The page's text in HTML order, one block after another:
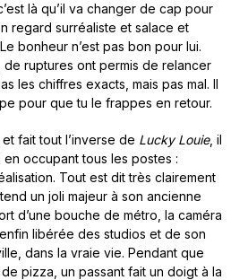
là qu’il va changer de cap pour
regard surréaliste et salace et
bonheur n’est pas bon pour lui.
ruptures ont permis de relancer
les chiffres exacts, mais pas mal. Il
pour que tu le frappes en retour.
fait tout l’inverse de Lucky Louie, il
occupant tous les postes :
Tout est dit très clairement
un joli majeur à son ancienne
d’une bouche de métro, la caméra
libérée des studios et de son
dans la vraie vie. Pendant que
pizza, un passant fait un doigt à la